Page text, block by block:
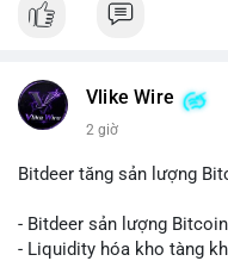
Vlike Wire
2 giờ
Bitdeer tăng sản lượng
- Bitdeer sản lượng
- Liquidity hóa kho tàng